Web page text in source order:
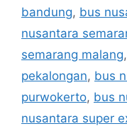
bandung, bus
nusantara
semarang malang,
pekalongan, bus
purwokerto, bus
nusantara super